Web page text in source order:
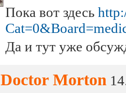
Пока вот здесь
Да и тут уже
Doctor Morton